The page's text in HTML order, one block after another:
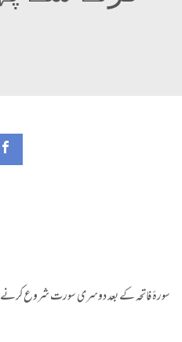
سورۂ فاتحہ کے بعد دوسری سورت شروع کرنے